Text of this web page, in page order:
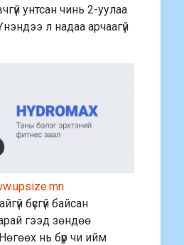
унтсан чинь 2-уулаа
л надаа арчаагүй
бүсгүй байсан
гээд зөндөө
нь бүр чи ийм